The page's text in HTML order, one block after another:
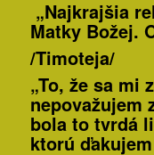
„Najkrajšia
Matky Božej.
/Timoteja/
„To, že sa mi
nepovažujem
bola to tvrdá
ktorú